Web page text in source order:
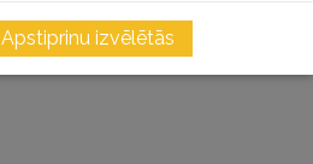
Apstiprinu izvēlētās